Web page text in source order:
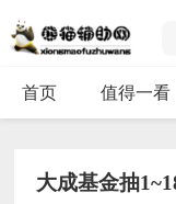
首页 值得一看
大成基金抽